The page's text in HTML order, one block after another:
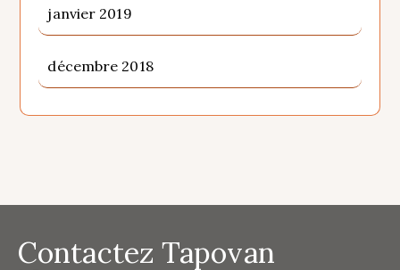
janvier 2019
décembre 2018
Contactez Tapovan